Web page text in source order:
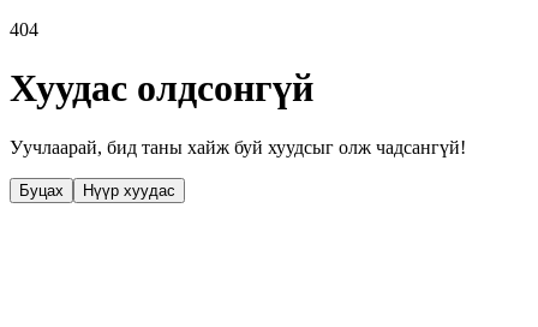
404
Хуудас олдсонгүй
Уучлаарай, бид таны хайж буй хуудсыг олж чадсангүй!
Буцах Нүүр хуудас